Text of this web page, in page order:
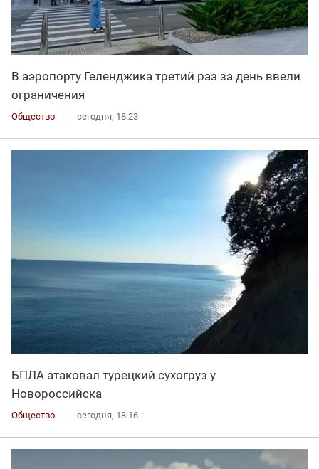
В аэропорту Геленджика третий раз за день ввели
ограничения
Общество сегодня, 18:23
БПЛА атаковал турецкий сухогруз у
Новороссийска
Общество сегодня, 18:16